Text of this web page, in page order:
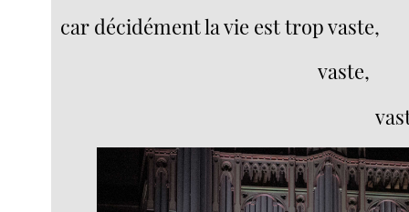
car décidément la vie est trop vaste,
vaste,